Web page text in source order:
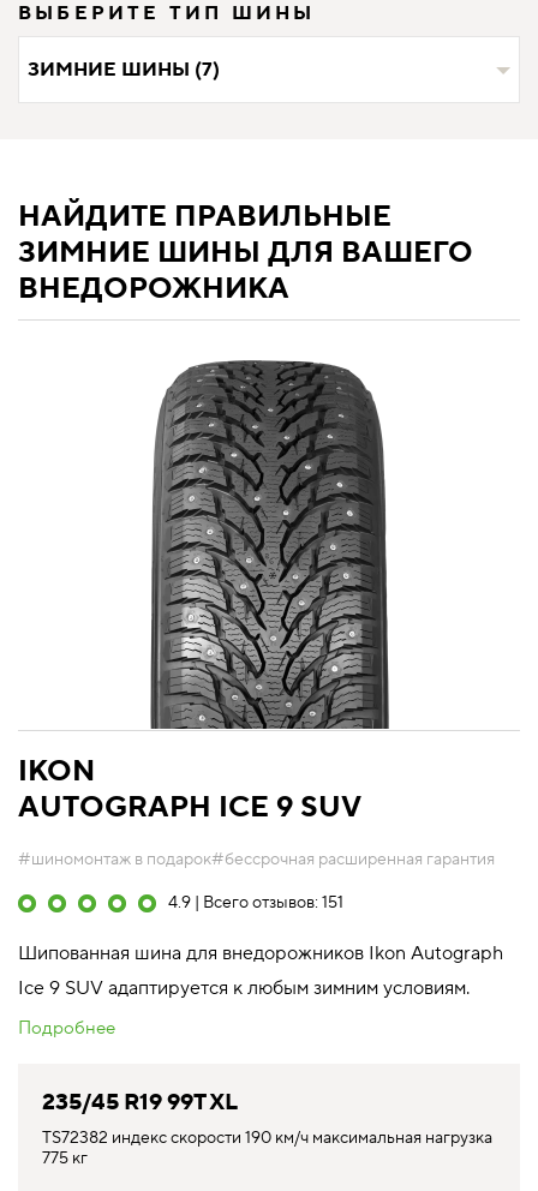
ВЫБЕРИТЕ ТИП ШИНЫ
ЗИМНИЕ ШИНЫ (7)
НАЙДИТЕ ПРАВИЛЬНЫЕ
ЗИМНИЕ ШИНЫ ДЛЯ ВАШЕГО
ВНЕДОРОЖНИКА
IKON
AUTOGRAPH ICE 9 SUV
#шиномонтаж в подарок#бессрочная расширенная гарантия
4.9 | Всего отзывов: 151
Шипованная шина для внедорожников Ikon Autograph
Ice 9 SUV адаптируется к любым зимним условиям.
Подробнее
235/45 R19 99T XL
TS72382 индекс скорости 190 км/ч максимальная нагрузка
775 кг